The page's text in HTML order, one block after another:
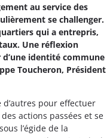
au service des
se challenger.
qui a entrepris,
Une réflexion
identité commune
Toucheron, Président
pour effectuer
actions passées et se
l’égide de la